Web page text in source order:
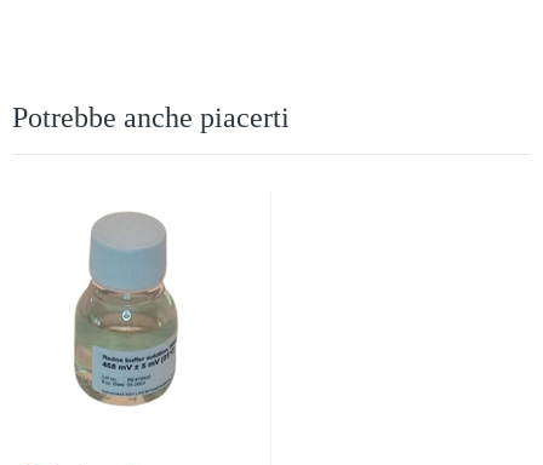
Potrebbe anche piacerti